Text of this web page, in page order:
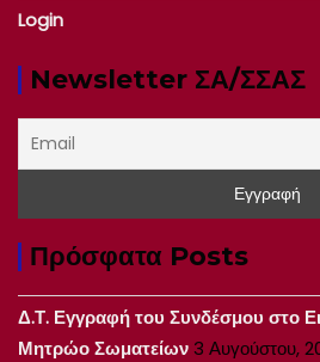
Login
Newsletter ΣΑ/ΣΣΑΣ
Πρόσφατα Posts
Δ.Τ. Εγγραφή του Συνδέσμου στο
Μητρώο Σωματείων3 Αυγούστου,